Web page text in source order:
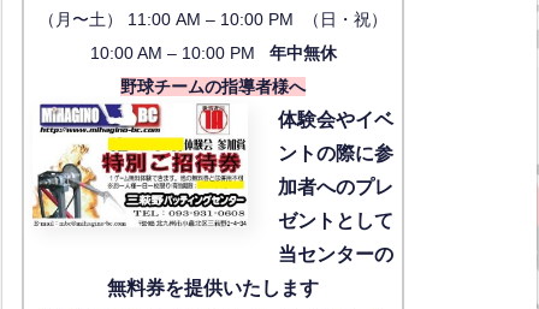
（月〜土） 11:00 AM – 10:00 PM （日・祝）
10:00 AM – 10:00 PM 年中無休
野球チームの指導者様へ
体験会やイベ
ントの際に参
加者へのプレ
ゼントとして
当センターの
無料券を提供いたします